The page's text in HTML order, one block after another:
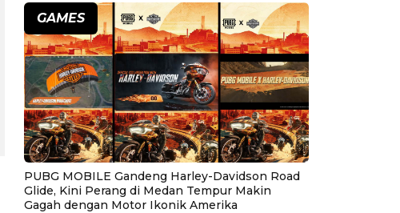
GAMES
PUBG MOBILE Gandeng Harley-Davidson Road
Glide, Kini Perang di Medan Tempur Makin
Gagah dengan Motor Ikonik Amerika